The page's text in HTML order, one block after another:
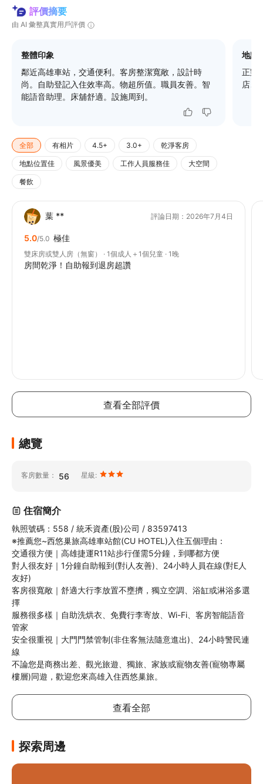
評價摘要
由 AI 彙整真實用戶評價
整體印象
鄰近高雄車站，交通便利。客房整潔寬敞，設計時
尚。自助登記入住效率高。物超所值。職員友善。智
能語音助理。床舖舒適。設施周到。
地點
正對
店、
全部 有相片 4.5+ 3.0+ 乾淨客房
地點位置佳 風景優美 工作人員服務佳 大空間
餐飲
葉 ** 評論日期：2026年7月4日
5.0/5.0 極佳
雙床房或雙人房（無窗） · 1個成人＋1個兒童 · 1晚
房間乾淨！自助報到退房超讚
查看全部評價
總覽
客房數量： 56 星級:
住宿簡介
執照號碼：558 / 統禾資產(股)公司 / 83597413
※推薦您~西悠巢旅高雄車站館(CU HOTEL)入住五個理由：
交通很方便｜高雄捷運R11站步行僅需5分鐘，到哪都方便
對人很友好｜1分鐘自助報到(對i人友善)、24小時人員在線(對E人
友好)
客房很寬敞｜舒適大行李放置不壅擠，獨立空調、浴缸或淋浴多選
擇
服務很多樣｜自助洗烘衣、免費行李寄放、Wi-Fi、客房智能語音
管家
安全很重視｜大門門禁管制(非住客無法隨意進出)、24小時警民連
線
不論您是商務出差、觀光旅遊、獨旅、家族或寵物友善(寵物專屬
樓層)同遊，歡迎您來高雄入住西悠巢旅。
查看全部
探索周邊